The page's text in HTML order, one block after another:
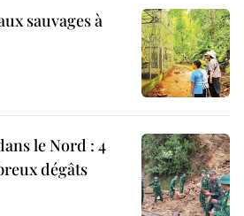
sauvages à
le Nord : 4
dégâts